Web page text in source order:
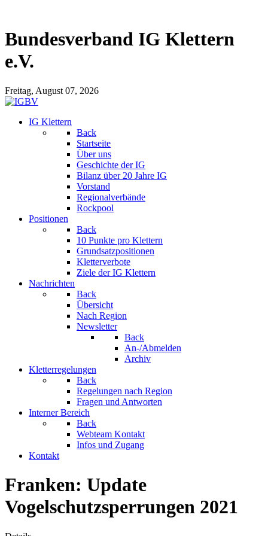
Bundesverband IG Klettern
e.V.
Freitag, August 07, 2026
IG Klettern
Back
Startseite
Über uns
Geschichte der IG
Bilanz über 20 Jahre IG
Vorstand
Regionalverbände
Rockpool
Positionen
Back
10 Punkte pro Klettern
Grundsatzpositionen
Kletterverbote
Ziele der IG Klettern
Nachrichten
Back
Übersicht
Nach Region
Newsletter
Back
An-/Abmelden
Archiv
Kletterregelungen
Back
Regelungen nach Region
Fragen und Antworten
Interner Bereich
Back
Webteam Kontakt
Infos und Zugang
Kontakt
Franken: Update
Vogelschutzsperrungen 2021